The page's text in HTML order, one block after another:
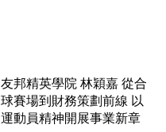
友邦精英學院 林穎嘉 從合
球賽場到財務策劃前線 以
運動員精神開展事業新章